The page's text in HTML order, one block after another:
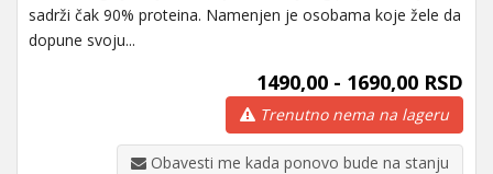
sadrži čak 90% proteina. Namenjen je osobama koje žele da
dopune svoju...
1490,00 - 1690,00 RSD
Trenutno nema na lageru
Obavesti me kada ponovo bude na stanju